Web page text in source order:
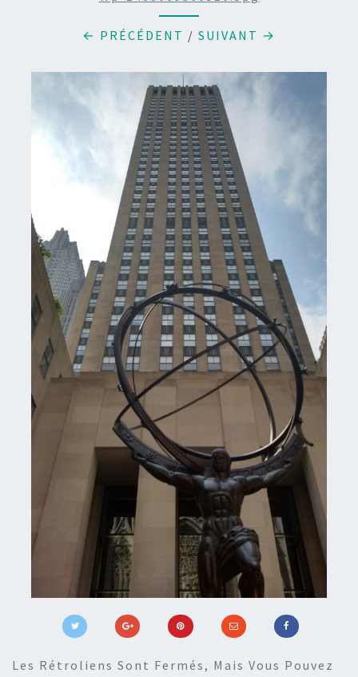
← PRÉCÉDENT / SUIVANT →
Les Rétroliens Sont Fermés, Mais Vous Pouvez